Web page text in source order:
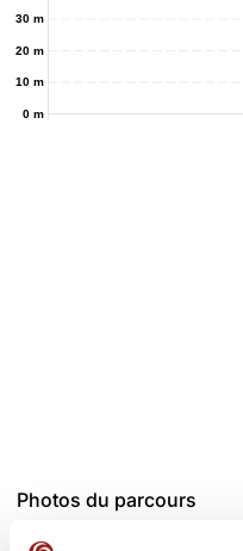
0 m
10 m
20 m
30 m
Photos du parcours